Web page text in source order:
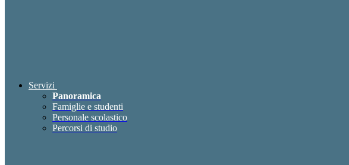
Servizi
Panoramica
Famiglie e studenti
Personale scolastico
Percorsi di studio